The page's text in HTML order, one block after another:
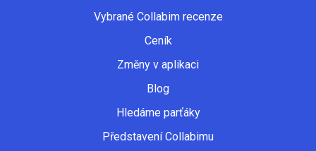
Vybrané Collabim recenze
Ceník
Změny v aplikaci
Blog
Hledáme parťáky
Představení Collabimu